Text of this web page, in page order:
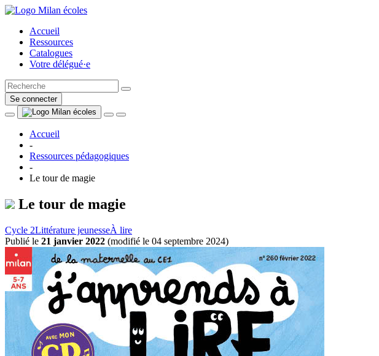
Accueil
Ressources
Catalogues
Votre délégué·e
Se connecter
Accueil
-
Ressources pédagogiques
-
Le tour de magie
Le tour de magie
Cycle 2Littérature jeunesseÀ lire
Publié le 21 janvier 2022 (modifié le 04 septembre 2024)